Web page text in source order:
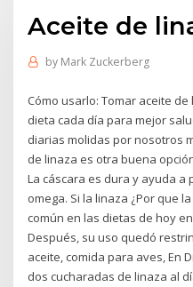
Aceite de
by Mark Zuckerberg
Cómo usarlo: Tomar aceite
dieta cada día para mejor
diarias molidas por nosotros
de linaza es otra buena
La cáscara es dura y ayuda
omega. Si la linaza ¿Por que
común en las dietas de hoy
Después, su uso quedó
aceite, comida para aves, En
dos cucharadas de linaza al